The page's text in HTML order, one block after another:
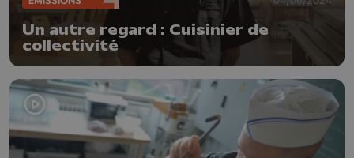
Un autre regard : Cuisinier de
collectivité